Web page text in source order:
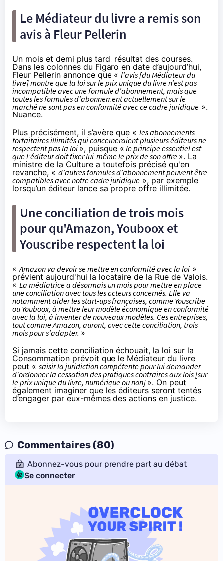
Le Médiateur du livre a remis son
avis à Fleur Pellerin
Un mois et demi plus tard, résultat des courses.
Dans les colonnes du Figaro en date d’aujourd’hui,
Fleur Pellerin annonce que « l’avis [du Médiateur du
livre] montre que la loi sur le prix unique du livre n’est pas
incompatible avec une formule d’abonnement, mais que
toutes les formules d’abonnement actuellement sur le
marché ne sont pas en conformité avec ce cadre juridique ».
Nuance.
Plus précisément, il s’avère que « les abonnements
forfaitaires illimités qui concerneraient plusieurs éditeurs ne
respectent pas la loi », puisque « le principe essentiel est
que l’éditeur doit fixer lui-même le prix de son offre ». La
ministre de la Culture a toutefois précisé qu'en
revanche, « d’autres formules d’abonnement peuvent être
compatibles avec notre cadre juridique », par exemple
lorsqu’un éditeur lance sa propre offre illimitée.
Une conciliation de trois mois
pour qu'Amazon, Youboox et
Youscribe respectent la loi
«Amazon va devoir se mettre en conformité avec la loi »
prévient aujourd'hui la locataire de la Rue de Valois.
« La médiatrice a désormais un mois pour mettre en place
une conciliation avec tous les acteurs concernés. Elle va
notamment aider les start-ups françaises, comme Youscribe
ou Youboox, à mettre leur modèle économique en conformité
avec la loi, à inventer de nouveaux modèles. Ces entreprises,
tout commeAmazon, auront, avec cette conciliation, trois
mois pour s’adapter. »
Si jamais cette conciliation échouait, la loi sur la
Consommation prévoit que le Médiateur du livre
peut « saisir la juridiction compétente pour lui demander
d'ordonner la cessation des pratiques contraires aux lois [sur
le prix unique du livre, numérique ou non] ». On peut
également imaginer que les éditeurs seront tentés
d’engager par eux-mêmes des actions en justice.
Commentaires (80)
Abonnez-vous pour prendre part au débat
Se connecter